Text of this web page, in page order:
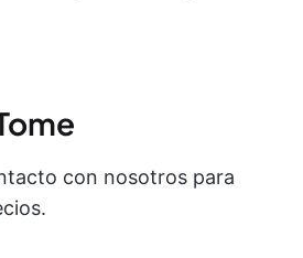
con nosotros para